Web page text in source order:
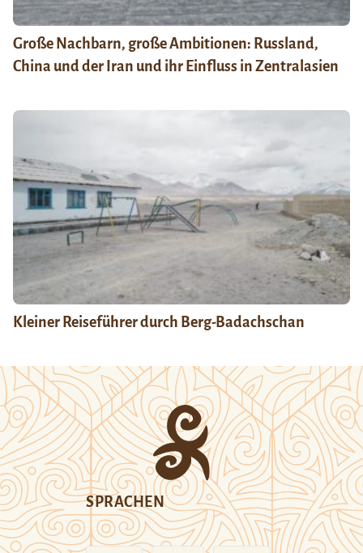
Große Nachbarn, große Ambitionen: Russland,
China und der Iran und ihr Einfluss in Zentralasien
Kleiner Reiseführer durch Berg-Badachschan
SPRACHEN